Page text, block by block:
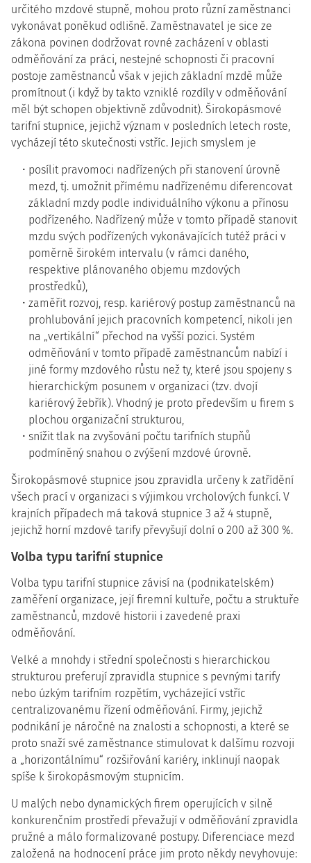
určitého mzdové stupně, mohou proto různí zaměstnanci
vykonávat poněkud odlišně. Zaměstnavatel je sice ze
zákona povinen dodržovat rovné zacházení v oblasti
odměňování za práci, nestejné schopnosti či pracovní
postoje zaměstnanců však v jejich základní mzdě může
promítnout (i když by takto vzniklé rozdíly v odměňování
měl být schopen objektivně zdůvodnit). Širokopásmové
tarifní stupnice, jejichž význam v posledních letech roste,
vycházejí této skutečnosti vstříc. Jejich smyslem je
posílit pravomoci nadřízených při stanovení úrovně
mezd, tj. umožnit přímému nadřízenému diferencovat
základní mzdy podle individuálního výkonu a přínosu
podřízeného. Nadřízený může v tomto případě stanovit
mzdu svých podřízených vykonávajících tutéž práci v
poměrně širokém intervalu (v rámci daného,
respektive plánovaného objemu mzdových
prostředků),
zaměřit rozvoj, resp. kariérový postup zaměstnanců na
prohlubování jejich pracovních kompetencí, nikoli jen
na „vertikální“ přechod na vyšší pozici. Systém
odměňování v tomto případě zaměstnancům nabízí i
jiné formy mzdového růstu než ty, které jsou spojeny s
hierarchickým posunem v organizaci (tzv. dvojí
kariérový žebřík). Vhodný je proto především u firem s
plochou organizační strukturou,
snížit tlak na zvyšování počtu tarifních stupňů
podmíněný snahou o zvýšení mzdové úrovně.
Širokopásmové stupnice jsou zpravidla určeny k zatřídění
všech prací v organizaci s výjimkou vrcholových funkcí. V
krajních případech má taková stupnice 3 až 4 stupně,
jejichž horní mzdové tarify převyšují dolní o 200 až 300 %.
Volba typu tarifní stupnice
Volba typu tarifní stupnice závisí na (podnikatelském)
zaměření organizace, její firemní kultuře, počtu a struktuře
zaměstnanců, mzdové historii i zavedené praxi
odměňování.
Velké a mnohdy i střední společnosti s hierarchickou
strukturou preferují zpravidla stupnice s pevnými tarify
nebo úzkým tarifním rozpětím, vycházející vstříc
centralizovanému řízení odměňování. Firmy, jejichž
podnikání je náročné na znalosti a schopnosti, a které se
proto snaží své zaměstnance stimulovat k dalšímu rozvoji
a „horizontálnímu“ rozšiřování kariéry, inklinují naopak
spíše k širokopásmovým stupnicím.
U malých nebo dynamických firem operujících v silně
konkurenčním prostředí převažují v odměňování zpravidla
pružné a málo formalizované postupy. Diferenciace mezd
založená na hodnocení práce jim proto někdy nevyhovuje: